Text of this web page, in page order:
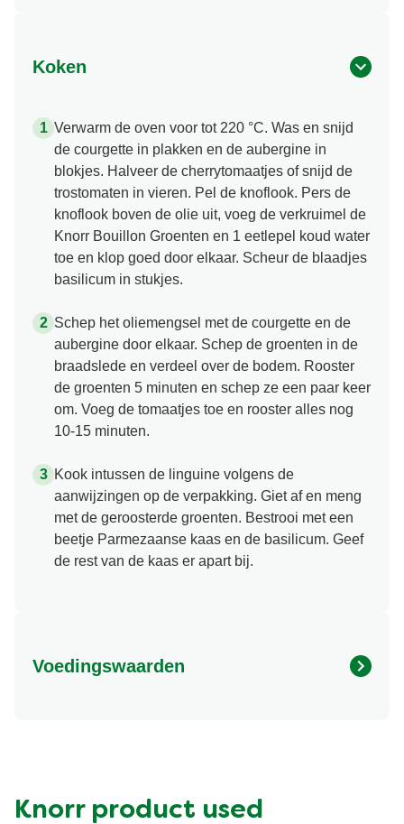
Koken
Verwarm de oven voor tot 220 °C. Was en snijd
de courgette in plakken en de aubergine in
blokjes. Halveer de cherrytomaatjes of snijd de
trostomaten in vieren. Pel de knoflook. Pers de
knoflook boven de olie uit, voeg de verkruimel de
Knorr Bouillon Groenten en 1 eetlepel koud water
toe en klop goed door elkaar. Scheur de blaadjes
basilicum in stukjes.
Schep het oliemengsel met de courgette en de
aubergine door elkaar. Schep de groenten in de
braadslede en verdeel over de bodem. Rooster
de groenten 5 minuten en schep ze een paar keer
om. Voeg de tomaatjes toe en rooster alles nog
10-15 minuten.
Kook intussen de linguine volgens de
aanwijzingen op de verpakking. Giet af en meng
met de geroosterde groenten. Bestrooi met een
beetje Parmezaanse kaas en de basilicum. Geef
de rest van de kaas er apart bij.
Voedingswaarden
Knorr product used